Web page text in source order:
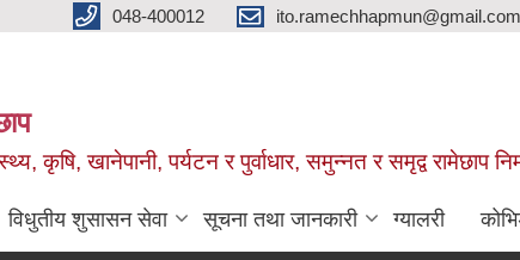
048-400012
कृषि, खानेपानी, पर्यटन र पुर्वाधार, समुन्नत र समृद्व रामेछाप
विधुतीय शुसासन सेवा सूचना तथा जानकारी ग्यालरी